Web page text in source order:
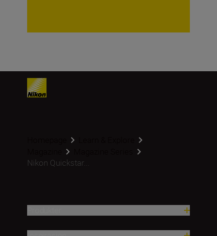
Nikon Quickstar...